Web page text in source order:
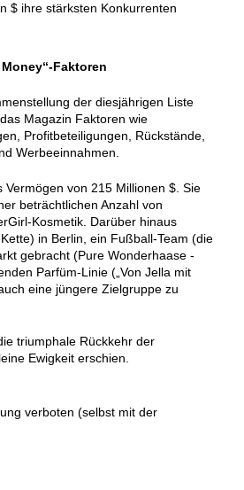
$ ihre stärksten Konkurrenten
Faktoren
der diesjährigen Liste
Magazin Faktoren wie
Profitbeteiligungen, Rückstände,
Werbeeinnahmen.
von 215 Millionen $. Sie
beträchtlichen Anzahl von
Kosmetik. Darüber hinaus
in Berlin, ein Fußball-Team (die
gebracht (Pure Wonderhaase -
Parfüm-Linie („Von Jella mit
eine jüngere Zielgruppe zu
triumphale Rückkehr der
Ewigkeit erschien.
verboten (selbst mit der